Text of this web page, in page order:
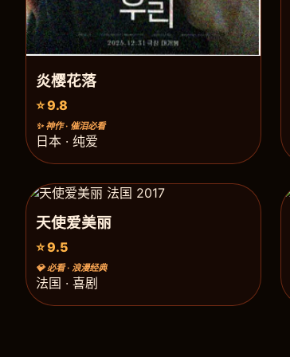
炎樱花落
⭐ 9.8
✨ 神作 · 催泪必看
日本 · 纯爱
天使爱美丽
⭐ 9.5
💎 必看 · 浪漫经典
法国 · 喜剧